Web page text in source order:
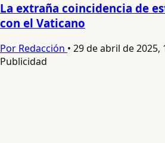
La extraña coincidencia de
con el Vaticano
Por Redacción • 29 de abril de 2025,
Publicidad